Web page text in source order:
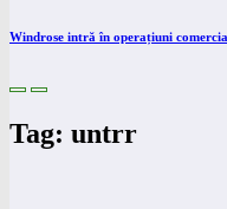
Windrose intră în operațiuni
Tag: untrr